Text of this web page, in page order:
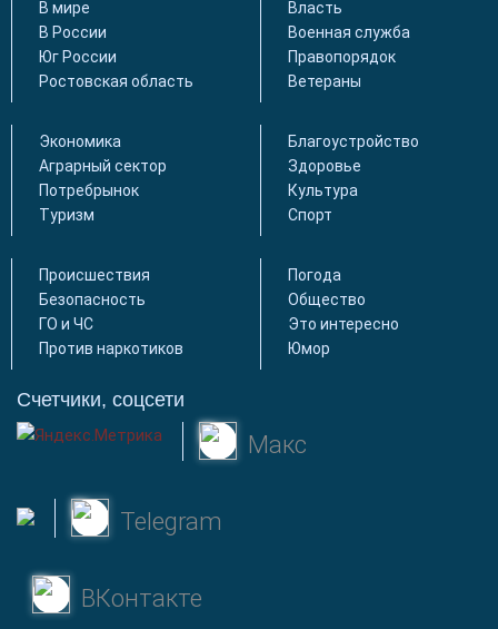
В мире
В России
Юг России
Ростовская область
Власть
Военная служба
Правопорядок
Ветераны
Экономика
Аграрный сектор
Потребрынок
Туризм
Благоустройство
Здоровье
Культура
Спорт
Происшествия
Безопасность
ГО и ЧС
Против наркотиков
Погода
Общество
Это интересно
Юмор
Счетчики, соцсети
Макс
Telegram
ВКонтакте